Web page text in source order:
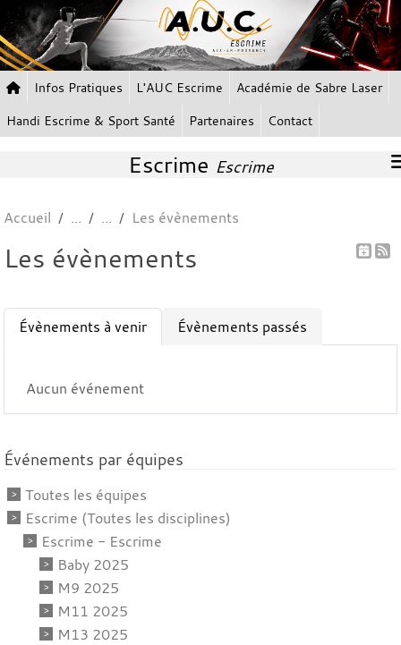
Infos Pratiques L'AUC Escrime
Académie de Sabre Laser
Handi Escrime & Sport Santé
Partenaires Contact
Escrime Escrime
Accueil Les évènements
Les évènements
Évènements à venir Évènements passés
Aucun événement
Événements par équipes
Toutes les équipes
Escrime (Toutes les disciplines)
Escrime - Escrime
Baby 2025
M9 2025
M11 2025
M13 2025
Panneau de gestion des cookies